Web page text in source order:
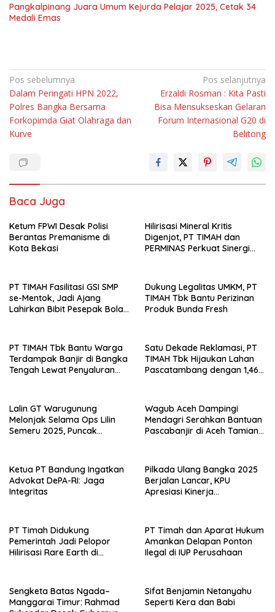
Pangkalpinang Juara Umum Kejurda Pelajar 2025, Cetak 34
Medali Emas
Navigasi
pos
Pos sebelumnya
Dalam Peringati HPN 2022,
Polres Bangka Bersama
Forkopimda Giat Olahraga dan
Kurve
Pos selanjutnya
Erzaldi Rosman : Kita Pasti
Bisa Mensukseskan Gelaran
Forum Internasional G20 di
Belitong
Baca Juga
Ketum FPWI Desak Polisi
Berantas Premanisme di
Kota Bekasi
Hilirisasi Mineral Kritis
Digenjot, PT TIMAH dan
PERMINAS Perkuat Sinergi
PT TIMAH Fasilitasi GSI SMP
se-Mentok, Jadi Ajang
Lahirkan Bibit Pesepak Bola
Dukung Legalitas UMKM, PT
TIMAH Tbk Bantu Perizinan
Produk Bunda Fresh
PT TIMAH Tbk Bantu Warga
Terdampak Banjir di Bangka
Tengah Lewat Penyaluran
Satu Dekade Reklamasi, PT
TIMAH Tbk Hijaukan Lahan
Pascatambang dengan 1,46
Lalin GT Warugunung
Melonjak Selama Ops Lilin
Semeru 2025, Puncak
Wagub Aceh Dampingi
Mendagri Serahkan Bantuan
Pascabanjir di Aceh Tamiang
Ketua PT Bandung Ingatkan
Advokat DePA-RI: Jaga
Integritas
Pilkada Ulang Bangka 2025
Berjalan Lancar, KPU
Apresiasi Kinerja
PT Timah Didukung
Pemerintah Jadi Pelopor
Hilirisasi Rare Earth di
PT Timah dan Aparat Hukum
Amankan Delapan Ponton
Ilegal di IUP Perusahaan
Sengketa Batas Ngada–
Manggarai Timur: Rahmad
Sifat Benjamin Netanyahu
Seperti Kera dan Babi